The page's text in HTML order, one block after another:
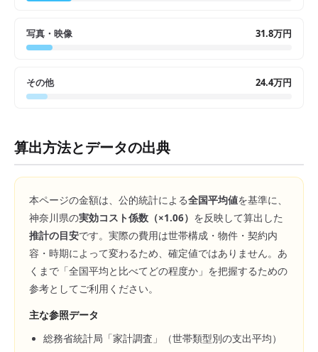
写真・映像 31.8万円
その他 24.4万円
算出方法とデータの出典
本ページの金額は、公的統計による全国平均値を基準に、
神奈川県の実効コスト係数（×1.06） を反映して算出した
推計の目安です。実際の費用は世帯構成・物件・契約内
容・時期によって変わるため、確定値ではありません。あ
くまで「全国平均と比べてどの程度か」を把握するための
参考としてご利用ください。
主な参照データ
総務省統計局「家計調査」（世帯類型別の支出平均）